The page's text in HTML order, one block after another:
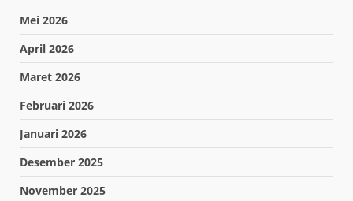
Mei 2026
April 2026
Maret 2026
Februari 2026
Januari 2026
Desember 2025
November 2025